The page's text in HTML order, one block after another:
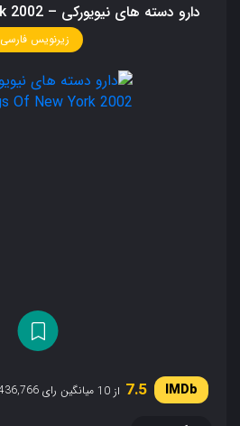
دارو دسته های نیویورکی – Gangs Of New York 2002
زیرنویس فارسی
7.5 از 10 میانگین رای 436,766 نفر